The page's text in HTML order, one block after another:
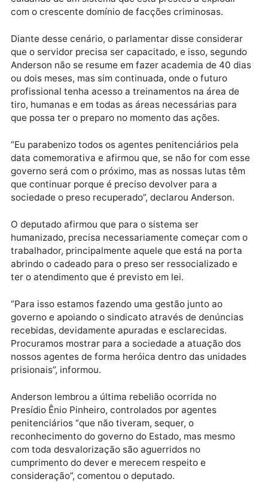
mais perigosa do mundo pela Organização
lamentar o fato dos governos estarem virando as
costas para a classe, quando tiraram a categoria do
relatório da Reforma da Previdência na Comissão de
Constituição e Justiça (CCJ) na Câmara dos
Deputados em Brasília.
existe uma desvalorização e isso causa
nos servidores que estão dentro dos presídios
cuidando de um sistema que está prestes a explodir
com o crescente domínio de facções criminosas.
Diante desse cenário, o parlamentar disse
que o servidor precisa ser capacitado, e isso,
Anderson não se resume em fazer academia de 40
ou dois meses, mas sim continuada, onde o futuro
profissional tenha acesso a treinamentos na área de
que possa ter o preparo no momento das ações.
“Eu parabenizo todos os agentes penitenciários pela
data comemorativa e afirmou que, se não for com
governo será com o próximo, mas as nossas lutas
sociedade o preso recuperado”, declarou Anderson.
O deputado afirmou que para o sistema ser
humanizado, precisa necessariamente começar
trabalhador, principalmente aquele que está na
abrindo o cadeado para o preso ser ressocializado e